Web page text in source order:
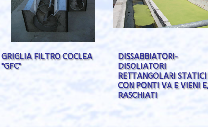
GRIGLIA FILTRO COCLEA
"GFC"
DISSABBIATORI-
DISOLIATORI
RETTANGOLARI STATICI
CON PONTI VA E VIENI
RASCHIATI